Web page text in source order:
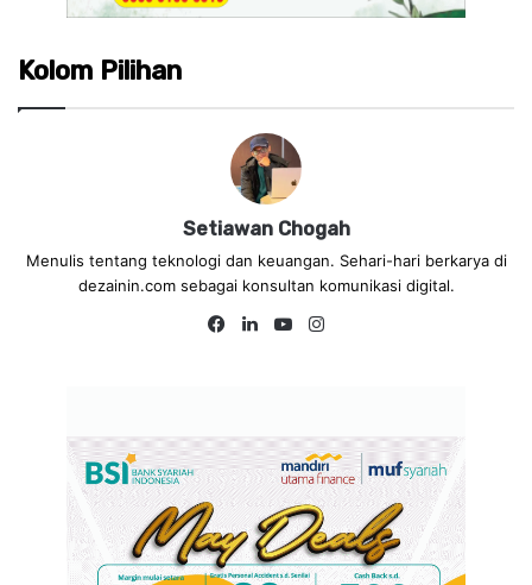
Kolom Pilihan
Setiawan Chogah
Menulis tentang teknologi dan keuangan. Sehari-hari berkarya di
dezainin.com sebagai konsultan komunikasi digital.
Fa
Lin
Yo